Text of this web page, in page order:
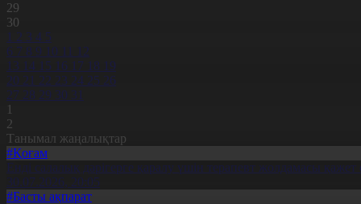
29
30
1 2 3 4 5
6 7 8 9 10 11
12
13 14 15 16 17 18 19
20 21 22 23 24 25 26
27 28 29 30 31
1
2
Танымал жаңалықтар
#Қоғам
Енді салалық дәрігерге қаралу үшін терапевт жолдамасы қажет
30.07.2026, 20:05
#Басты ақпарат